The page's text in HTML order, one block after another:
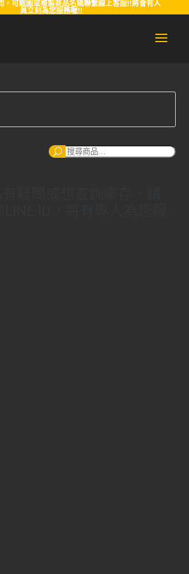
，可截圖或複製商品名稱聯繫線上客服!!將會有人
員立刻為您服務喔!!
搜